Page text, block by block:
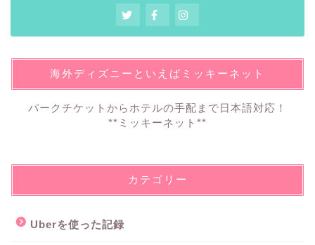
海外ディズニーといえばミッキーネット
パークチケットからホテルの手配まで日本語対応！
**ミッキーネット**
カテゴリー
Uberを使った記録